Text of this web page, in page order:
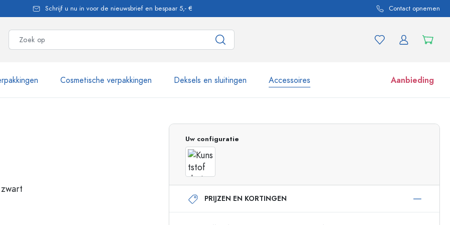
Schrijf u nu in voor de nieuwsbrief en bespaar 5,- € Contact opnemen
Cosmetische verpakkingen Deksels en sluitingen Accessoires Aanbieding
Glazen flessen 750 ml
Glazen flessen 1000 ml
Potten e potjes
Uw configuratie
PRIJZEN EN KORTINGEN